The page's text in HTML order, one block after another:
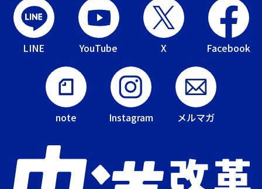
LINE YouTube X Facebook
note Instagram メルマガ